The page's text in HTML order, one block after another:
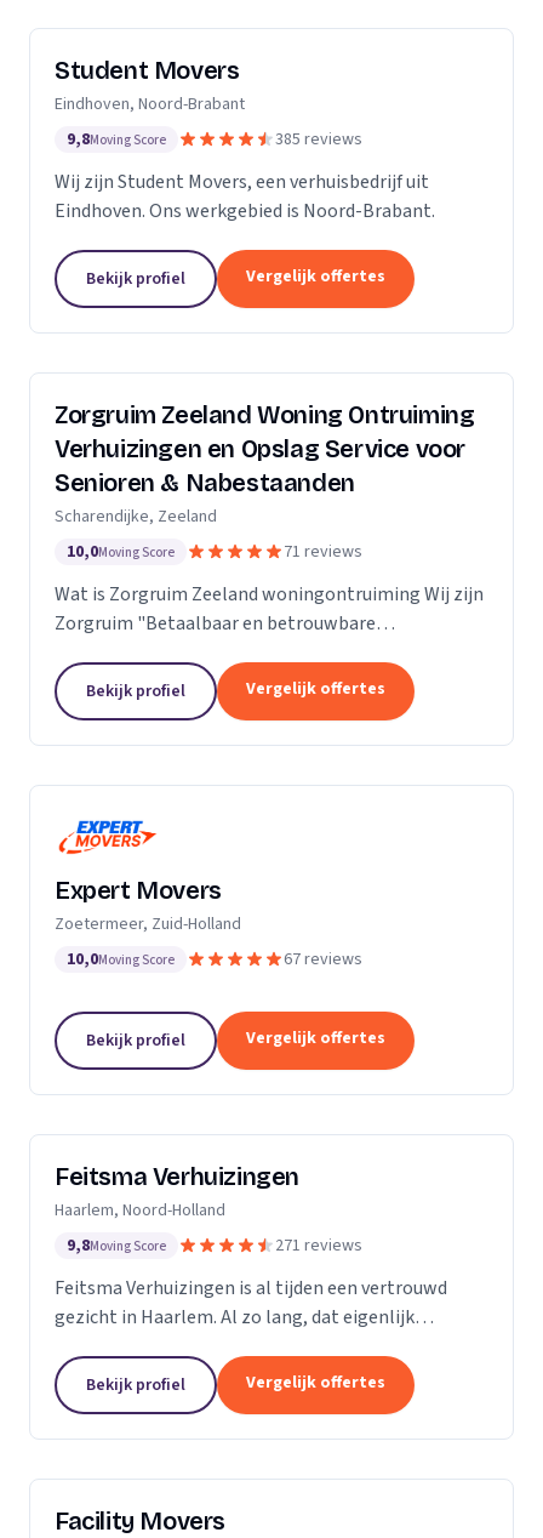
Student Movers
Eindhoven, Noord-Brabant
9,8Moving Score 385 reviews
Wij zijn Student Movers, een verhuisbedrijf uit
Eindhoven. Ons werkgebied is Noord-Brabant.
Bekijk profiel Vergelijk offertes
Zorgruim Zeeland Woning Ontruiming
Verhuizingen en Opslag Service voor
Senioren & Nabestaanden
Scharendijke, Zeeland
10,0Moving Score 71 reviews
Wat is Zorgruim Zeeland woningontruiming Wij zijn
Zorgruim "Betaalbaar en betrouwbare
kleine verhuizingen.” Onze Kwaliteit is namelijk zo
ongelofelijk...
Bekijk profiel Vergelijk offertes
Expert Movers
Zoetermeer, Zuid-Holland
10,0Moving Score 67 reviews
Bekijk profiel Vergelijk offertes
Feitsma Verhuizingen
Haarlem, Noord-Holland
9,8Moving Score 271 reviews
Feitsma Verhuizingen is al tijden een vertrouwd
gezicht in Haarlem. Al zo lang, dat eigenlijk
ooit begonnen is met verhuizen. De eerste
advertenties van...
Bekijk profiel Vergelijk offertes
Facility Movers